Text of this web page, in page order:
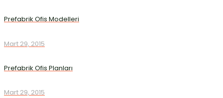
Prefabrik Ofis Modelleri
Mart 29, 2015
Prefabrik Ofis Planları
Mart 29, 2015